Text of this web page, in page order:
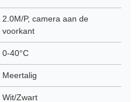
2.0M/P, camera aan de
voorkant
0-40°C
Meertalig
Wit/Zwart